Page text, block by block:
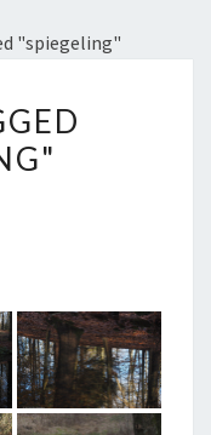
"spiegeling"